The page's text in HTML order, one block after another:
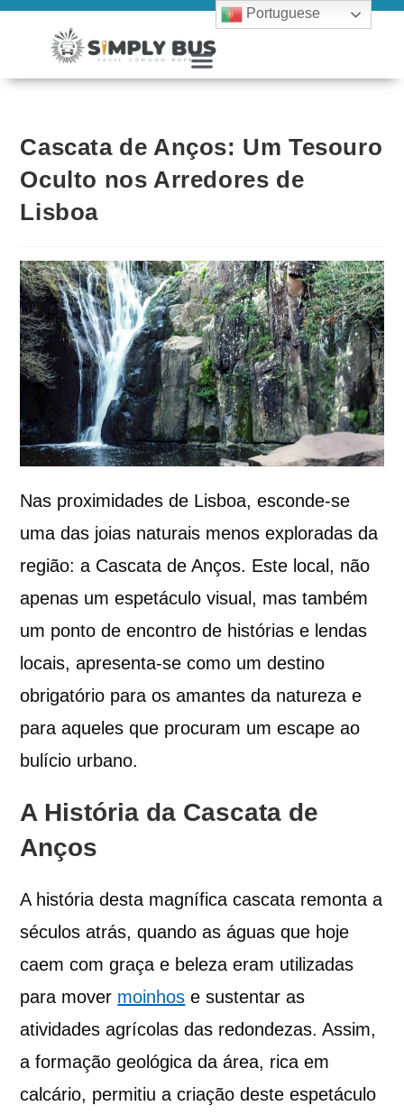
Cascata de Anços: Um Tesouro
Oculto nos Arredores de
Lisboa
Nas proximidades de Lisboa, esconde-se
uma das joias naturais menos exploradas da
região: a Cascata de Anços. Este local, não
apenas um espetáculo visual, mas também
um ponto de encontro de histórias e lendas
locais, apresenta-se como um destino
obrigatório para os amantes da natureza e
para aqueles que procuram um escape ao
bulício urbano.
A História da Cascata de
Anços
A história desta magnífica cascata remonta a
séculos atrás, quando as águas que hoje
caem com graça e beleza eram utilizadas
para mover moinhos e sustentar as
atividades agrícolas das redondezas. Assim,
a formação geológica da área, rica em
calcário, permitiu a criação deste espetáculo
Portuguese